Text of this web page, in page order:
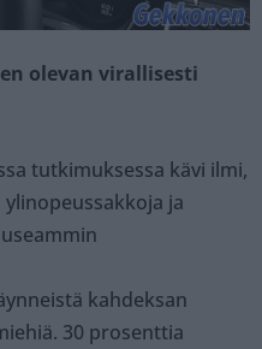
olevan virallisesti
tutkimuksessa kävi ilmi,
ja
kahdeksan
30 prosenttia